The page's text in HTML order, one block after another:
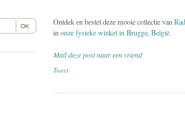
Ontdek en bestel deze mooie collectie van
inonze fysieke winkel in Brugge, België.
Mail deze post naar een vriend
Tweet